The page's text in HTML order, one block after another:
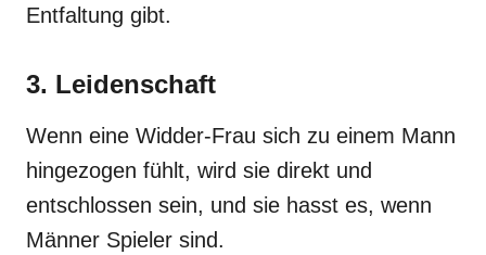
Entfaltung gibt.
3. Leidenschaft
Wenn eine Widder-Frau sich zu einem Mann
hingezogen fühlt, wird sie direkt und
entschlossen sein, und sie hasst es, wenn
Männer Spieler sind.